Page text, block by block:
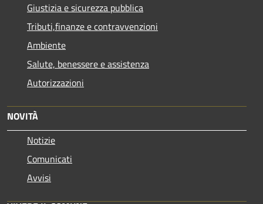
Giustizia e sicurezza pubblica
Tributi,finanze e contravvenzioni
Ambiente
Salute, benessere e assistenza
Autorizzazioni
NOVITÀ
Notizie
Comunicati
Avvisi